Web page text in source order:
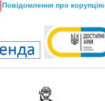
Повідомлення про корупцію